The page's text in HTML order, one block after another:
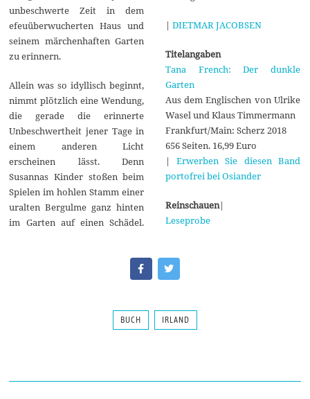
unbeschwerte Zeit in dem
efeuüberwucherten Haus und
seinem märchenhaften Garten
zu erinnern.
Allein was so idyllisch beginnt,
nimmt plötzlich eine Wendung,
die gerade die erinnerte
Unbeschwertheit jener Tage in
einem anderen Licht
erscheinen lässt. Denn
Susannas Kinder stoßen beim
Spielen im hohlen Stamm einer
uralten Bergulme ganz hinten
im Garten auf einen Schädel.
| DIETMAR JACOBSEN
Titelangaben
Tana French: Der dunkle
Garten
Aus dem Englischen von Ulrike
Wasel und Klaus Timmermann
Frankfurt/Main: Scherz 2018
656 Seiten. 16,99 Euro
| Erwerben Sie diesen Band
portofrei bei Osiander
Reinschauen|
Leseprobe
BUCH IRLAND